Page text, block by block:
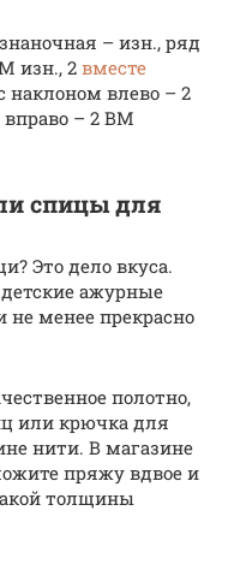
– изн., ряд
изн., 2вместе
наклоном влево – 2
– 2 ВМ
спицы для
Это дело вкуса.
ажурные
менее прекрасно
полотно,
или крючка для
нити. В магазине
пряжу вдвое и
толщины